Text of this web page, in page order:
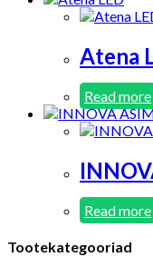
Atena
Read more
Read more
Tootekategooriad